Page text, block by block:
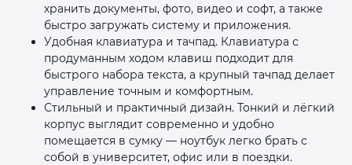
хранить документы, фото, видео и софт, а также
быстро загружать систему и приложения.
Удобная клавиатура и тачпад. Клавиатура с
продуманным ходом клавиш подходит для
быстрого набора текста, а крупный тачпад делает
управление точным и комфортным.
Стильный и практичный дизайн. Тонкий и лёгкий
корпус выглядит современно и удобно
помещается в сумку — ноутбук легко брать с
собой в университет, офис или в поездки.